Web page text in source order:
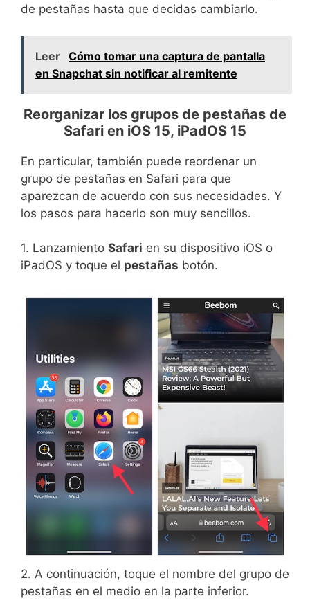
de pestañas hasta que decidas cambiarlo.
Leer Cómo tomar una captura de pantalla
en Snapchat sin notificar al remitente
Reorganizar los grupos de pestañas de
Safari en iOS 15, iPadOS 15
En particular, también puede reordenar un
grupo de pestañas en Safari para que
aparezcan de acuerdo con sus necesidades. Y
los pasos para hacerlo son muy sencillos.
1. Lanzamiento Safari en su dispositivo iOS o
iPadOS y toque el pestañas botón.
2. A continuación, toque el nombre del grupo de
pestañas en el medio en la parte inferior.